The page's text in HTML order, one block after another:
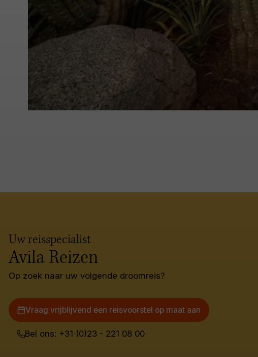
Uw reisspecialist
Avila Reizen
Op zoek naar uw volgende droomreis?
Vraag vrijblijvend een reisvoorstel op maat aan
Bel ons: +31 (0)23 - 221 08 00